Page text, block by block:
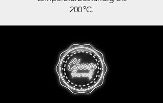
200 °C.